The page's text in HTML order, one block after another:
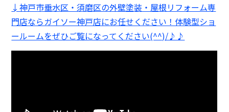
↓神戸市垂水区・須磨区の外壁塗装・屋根リフォーム専
門店ならガイソー神戸店にお任せください！体験型ショ
ールームをぜひご覧になってください(^^)/♪♪